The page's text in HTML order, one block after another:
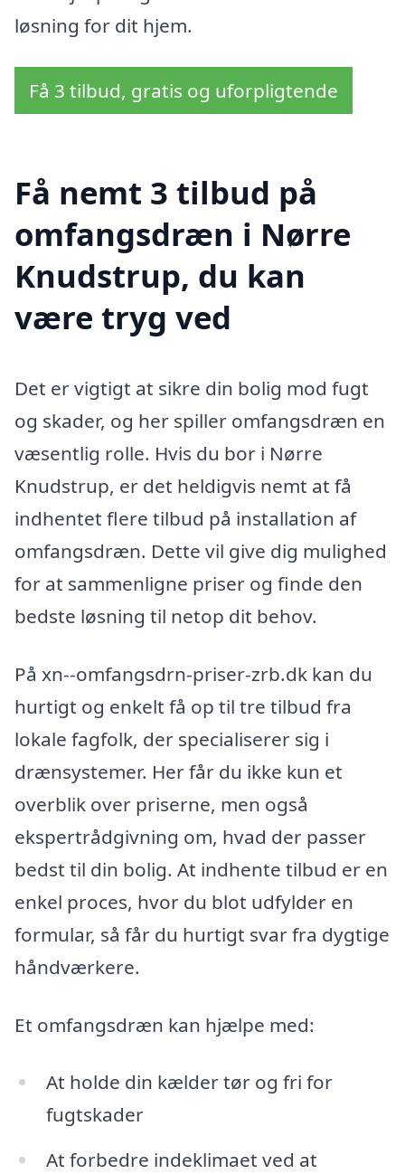
løsning for dit hjem.
Få 3 tilbud, gratis og uforpligtende
Få nemt 3 tilbud på
omfangsdræn i Nørre
Knudstrup, du kan
være tryg ved
Det er vigtigt at sikre din bolig mod fugt
og skader, og her spiller omfangsdræn en
væsentlig rolle. Hvis du bor i Nørre
Knudstrup, er det heldigvis nemt at få
indhentet flere tilbud på installation af
omfangsdræn. Dette vil give dig mulighed
for at sammenligne priser og finde den
bedste løsning til netop dit behov.
På xn--omfangsdrn-priser-zrb.dk kan du
hurtigt og enkelt få op til tre tilbud fra
lokale fagfolk, der specialiserer sig i
drænsystemer. Her får du ikke kun et
overblik over priserne, men også
ekspertrådgivning om, hvad der passer
bedst til din bolig. At indhente tilbud er en
enkel proces, hvor du blot udfylder en
formular, så får du hurtigt svar fra dygtige
håndværkere.
Et omfangsdræn kan hjælpe med:
At holde din kælder tør og fri for
fugtskader
At forbedre indeklimaet ved at